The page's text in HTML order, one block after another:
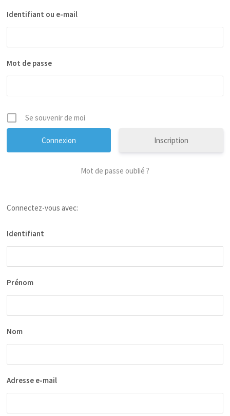
Identifiant ou e-mail
Mot de passe
Se souvenir de moi
Inscription
Mot de passe oublié ?
Connectez-vous avec:
Identifiant
Prénom
Nom
Adresse e-mail